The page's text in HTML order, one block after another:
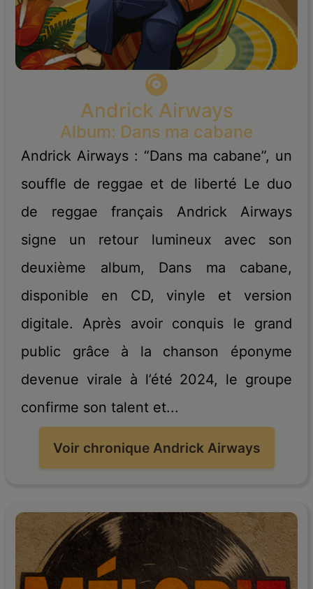
Andrick Airways
Album: Dans ma cabane
Andrick Airways : “Dans ma cabane”, un
souffle de reggae et de liberté Le duo
de reggae français Andrick Airways
signe un retour lumineux avec son
deuxième album, Dans ma cabane,
disponible en CD, vinyle et version
digitale. Après avoir conquis le grand
public grâce à la chanson éponyme
devenue virale à l’été 2024, le groupe
confirme son talent et...
Voir chronique Andrick Airways